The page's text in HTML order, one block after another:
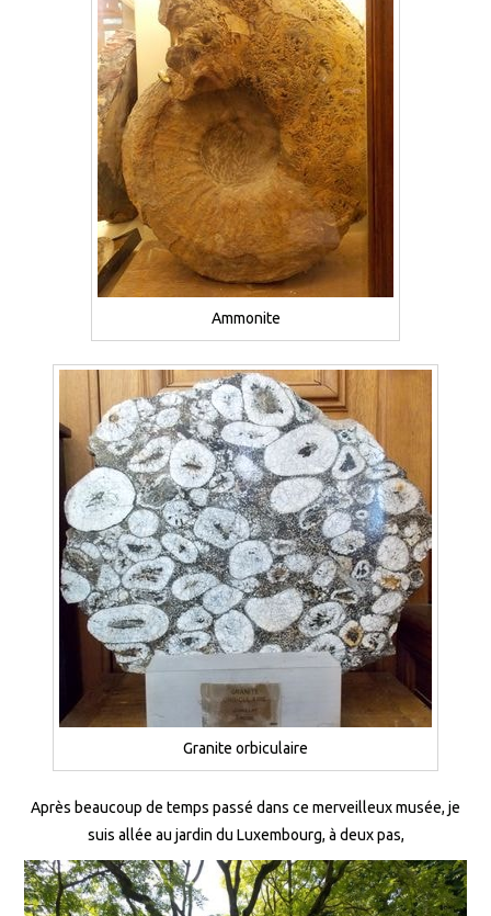
Ammonite
Granite orbiculaire
Après beaucoup de temps passé dans ce merveilleux musée, je
suis allée au jardin du Luxembourg, à deux pas,